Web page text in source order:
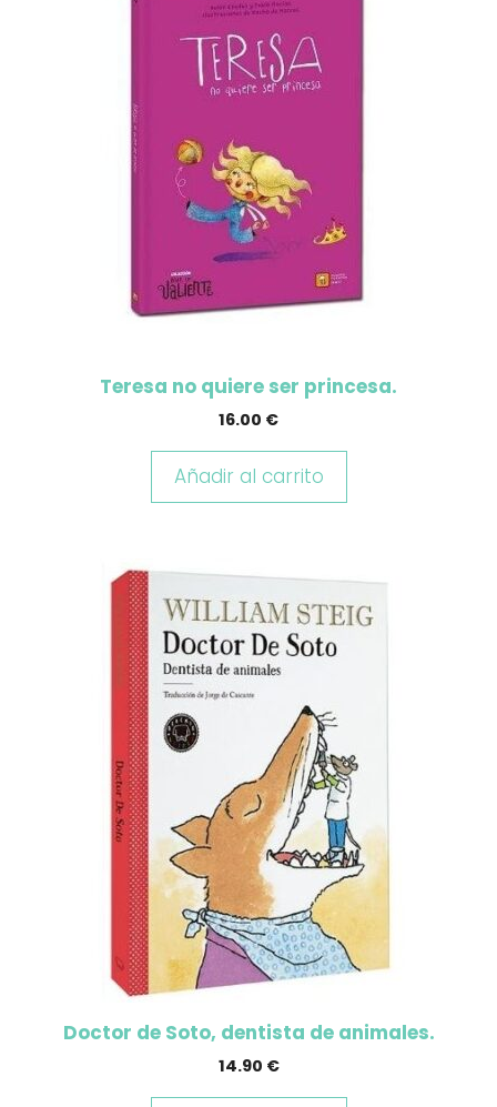
Teresa no quiere ser princesa.
16.00 €
Añadir al carrito
Doctor de Soto, dentista de animales.
14.90 €